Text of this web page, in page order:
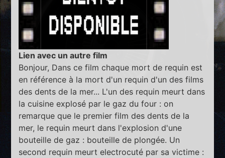
Lien avec un autre film
Bonjour, Dans ce film chaque mort de requin est
en référence à la mort d'un requin d'un des films
des dents de la mer... L'un des requin meurt dans
la cuisine explosé par le gaz du four : on
remarque que le premier film des dents de la
mer, le requin meurt dans l'explosion d'une
bouteille de gaz : bouteille de plongée. Un
second requin meurt electrocuté par sa victime :